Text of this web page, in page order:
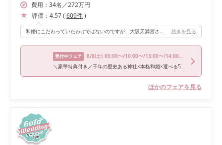
費用： 34名 ／272万円
評価： 4.57( 609件)
和婚にこだわっていたわけではないのですが、大阪天満宮さんの、挙式会場のピンと張るような厳かな空気感に、魅了されました。建物も歴史を感じて素晴らしいです。 続きを見る
受付中フェア 8/8(土) 09:00〜/10:00〜/13:00〜/14:00〜/16:00〜
＼豪華特典付き／千年の歴史ある神社×本格和婚×選べる5会場
ほかのフェアを見る